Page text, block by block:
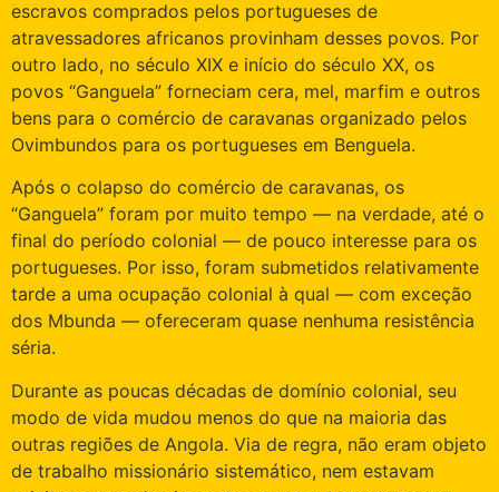
escravos comprados pelos portugueses de
atravessadores africanos provinham desses povos. Por
outro lado, no século XIX e início do século XX, os
povos “Ganguela” forneciam cera, mel, marfim e outros
bens para o comércio de caravanas organizado pelos
Ovimbundos para os portugueses em Benguela.
Após o colapso do comércio de caravanas, os
“Ganguela” foram por muito tempo — na verdade, até o
final do período colonial — de pouco interesse para os
portugueses. Por isso, foram submetidos relativamente
tarde a uma ocupação colonial à qual — com exceção
dos Mbunda — ofereceram quase nenhuma resistência
séria.
Durante as poucas décadas de domínio colonial, seu
modo de vida mudou menos do que na maioria das
outras regiões de Angola. Via de regra, não eram objeto
de trabalho missionário sistemático, nem estavam